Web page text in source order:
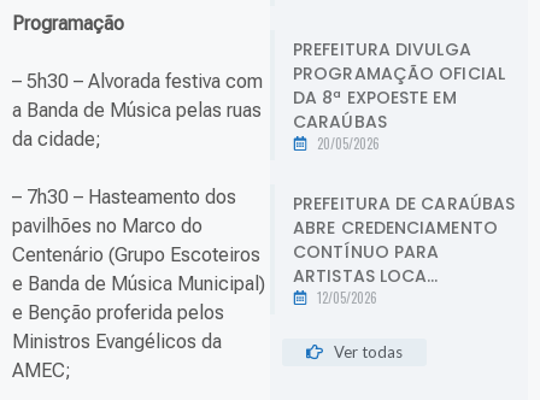
Programação
– 5h30 – Alvorada festiva com
a Banda de Música pelas ruas
da cidade;
– 7h30 – Hasteamento dos
pavilhões no Marco do
Centenário (Grupo Escoteiros
e Banda de Música Municipal)
e Benção proferida pelos
Ministros Evangélicos da
AMEC;
PREFEITURA DIVULGA
PROGRAMAÇÃO OFICIAL
DA 8ª EXPOESTE EM
CARAÚBAS
20/05/2026
PREFEITURA DE CARAÚBAS
ABRE CREDENCIAMENTO
CONTÍNUO PARA
ARTISTAS LOCA...
12/05/2026
Ver todas